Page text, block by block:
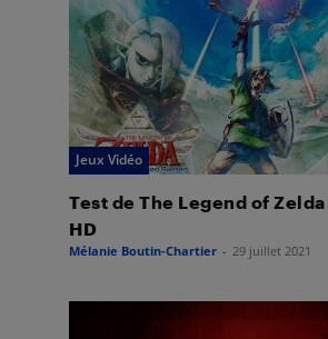
Jeux Vidéo
Test de The Legend of
HD
Mélanie Boutin-Chartier - 29 juillet 2021